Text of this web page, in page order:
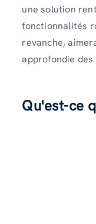
une solution
fonctionnalités
revanche,
approfondie
Qu'est-ce